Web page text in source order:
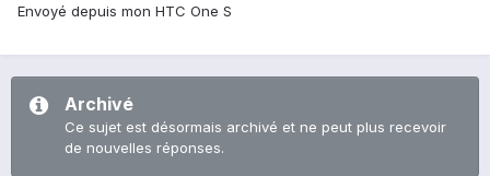
Envoyé depuis mon HTC One S
Archivé
Ce sujet est désormais archivé et ne peut plus recevoir
de nouvelles réponses.